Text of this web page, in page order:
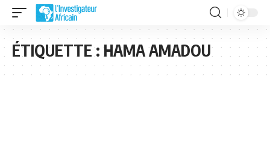
ÉTIQUETTE :HAMA AMADOU